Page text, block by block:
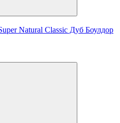
Natural Classic Дуб Боулдор